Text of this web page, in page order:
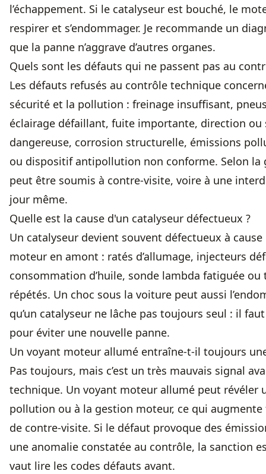
l’échappement. Si le catalyseur est bouché, le
respirer et s’endommager. Je recommande un
que la panne n’aggrave d’autres organes.
Quels sont les défauts qui ne passent pas au
Les défauts refusés au contrôle technique
sécurité et la pollution : freinage insuffisant,
éclairage défaillant, fuite importante, direction ou
dangereuse, corrosion structurelle, émissions
ou dispositif antipollution non conforme. Selon la
peut être soumis à contre-visite, voire à une
jour même.
Quelle est la cause d'un catalyseur défectueux ?
Un catalyseur devient souvent défectueux à cause
moteur en amont : ratés d’allumage, injecteurs
consommation d’huile, sonde lambda fatiguée
répétés. Un choc sous la voiture peut aussi
qu’un catalyseur ne lâche pas toujours seul : il
pour éviter une nouvelle panne.
Un voyant moteur allumé entraîne-t-il toujours
Pas toujours, mais c’est un très mauvais signal
technique. Un voyant moteur allumé peut révéler
pollution ou à la gestion moteur, ce qui
de contre-visite. Si le défaut provoque des
une anomalie constatée au contrôle, la sanction
vaut lire les codes défauts avant.